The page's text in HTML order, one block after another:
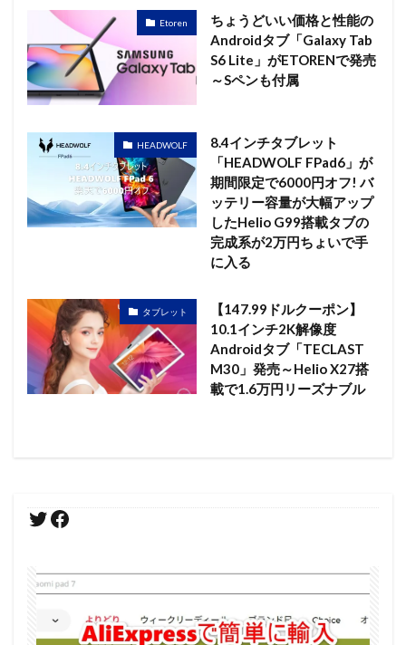
Etoren
ちょうどいい価格と性能の
Androidタブ「Galaxy Tab
S6 Lite」がETORENで発売
～Sペンも付属
HEADWOLF
8.4インチタブレット
「HEADWOLF FPad6」が
期間限定で6000円オフ! バ
ッテリー容量が大幅アップ
したHelio G99搭載タブの
完成系が2万円ちょいで手
に入る
タブレット
【147.99ドルクーポン】
10.1インチ2K解像度
Androidタブ「TECLAST
M30」発売～Helio X27搭
載で1.6万円リーズナブル